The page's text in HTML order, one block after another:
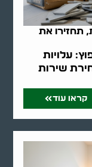
תחזירו את
עלויות
שירות
קראו עוד